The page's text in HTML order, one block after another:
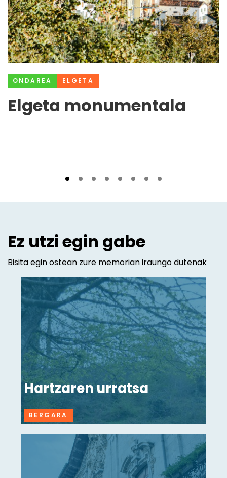
ONDAREA ELGETA
Elgeta monumentala
Ez utzi egin gabe
Bisita egin ostean zure memorian iraungo dutenak
Hartzaren urratsa
BERGARA